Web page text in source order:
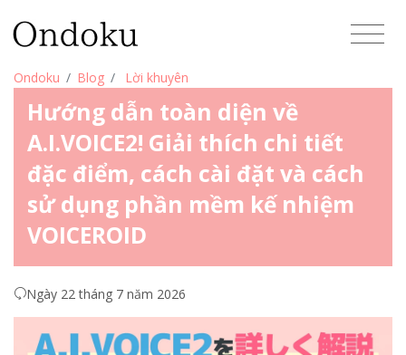
Ondoku Blog Lời khuyên
Hướng dẫn toàn diện về
A.I.VOICE2! Giải thích chi tiết
đặc điểm, cách cài đặt và cách
sử dụng phần mềm kế nhiệm
VOICEROID
Ngày 22 tháng 7 năm 2026